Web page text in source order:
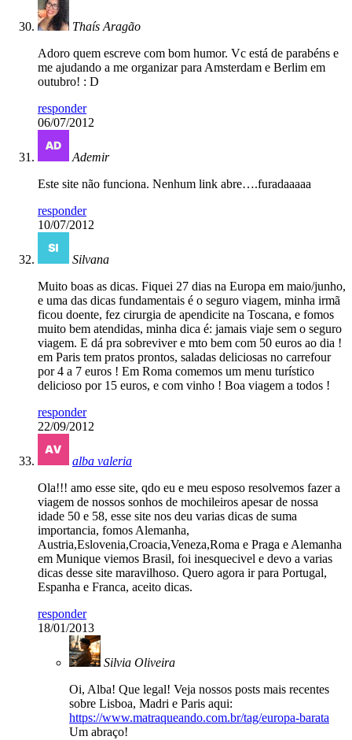
Thaís Aragão
Adoro quem escreve com bom humor. Vc está de parabéns e
me ajudando a me organizar para Amsterdam e Berlim em
outubro! : D
responder
06/07/2012
Ademir
Este site não funciona. Nenhum link abre….furadaaaaa
responder
10/07/2012
Silvana
Muito boas as dicas. Fiquei 27 dias na Europa em maio/junho,
e uma das dicas fundamentais é o seguro viagem, minha irmã
ficou doente, fez cirurgia de apendicite na Toscana, e fomos
muito bem atendidas, minha dica é: jamais viaje sem o seguro
viagem. E dá pra sobreviver e mto bem com 50 euros ao dia !
em Paris tem pratos prontos, saladas deliciosas no carrefour
por 4 a 7 euros ! Em Roma comemos um menu turístico
delicioso por 15 euros, e com vinho ! Boa viagem a todos !
responder
22/09/2012
alba valeria
Ola!!! amo esse site, qdo eu e meu esposo resolvemos fazer a
viagem de nossos sonhos de mochileiros apesar de nossa
idade 50 e 58, esse site nos deu varias dicas de suma
importancia, fomos Alemanha,
Austria,Eslovenia,Croacia,Veneza,Roma e Praga e Alemanha
em Munique viemos Brasil, foi inesquecivel e devo a varias
dicas desse site maravilhoso. Quero agora ir para Portugal,
Espanha e Franca, aceito dicas.
responder
18/01/2013
Silvia Oliveira
Oi, Alba! Que legal! Veja nossos posts mais recentes
sobre Lisboa, Madri e Paris aqui:
https://www.matraqueando.com.br/tag/europa-barata
Um abraço!